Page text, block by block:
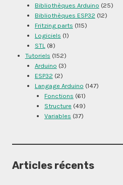
Bibliothèques Arduino (25)
Bibliothèques ESP32 (12)
Fritzing parts (115)
Logiciels (1)
STL(8)
Tutoriels (152)
Arduino (3)
ESP32 (2)
Langage Arduino (147)
Fonctions (61)
Structure(49)
Variables (37)
Articles récents